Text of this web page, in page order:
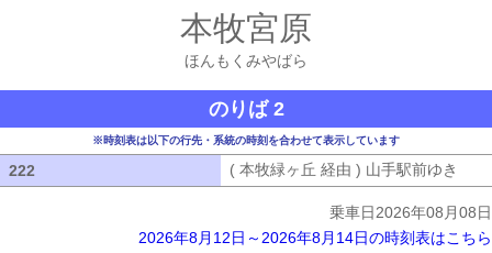
本牧宮原
ほんもくみやばら
のりば 2
※時刻表は以下の行先・系統の時刻を合わせて表示しています
222 ( 本牧緑ヶ丘 経由 ) 山手駅前ゆき
乗車日2026年08月08日
2026年8月12日～2026年8月14日の時刻表はこちら